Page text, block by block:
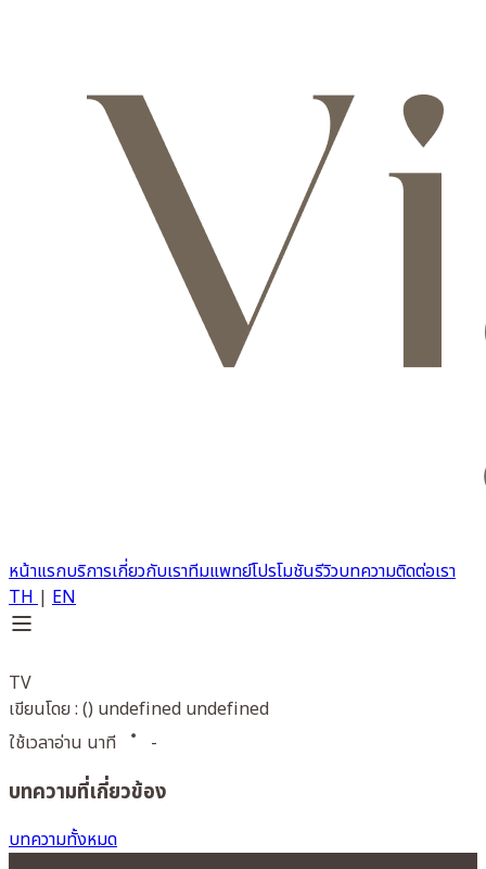
หน้าแรกบริการเกี่ยวกับเราทีมแพทย์โปรโมชันรีวิวบทความติดต่อเรา
TH| EN
TV
เขียนโดย : () undefined undefined
ใช้เวลาอ่าน นาที
-
บทความที่เกี่ยวข้อง
บทความทั้งหมด